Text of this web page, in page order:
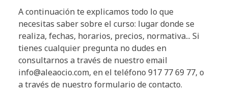
A continuación te explicamos todo lo que
necesitas saber sobre el curso: lugar donde se
realiza, fechas, horarios, precios, normativa... Si
tienes cualquier pregunta no dudes en
consultarnos a través de nuestro email
info@aleaocio.com, en el teléfono 917 77 69 77, o
a través de nuestro formulario de contacto.